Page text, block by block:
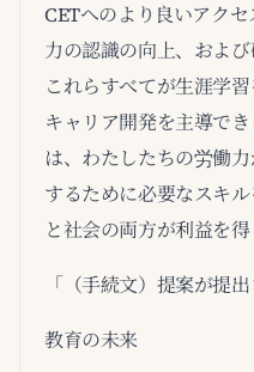
CETへのより良いアク
力の認識の向上、および
これらすべてが生涯学
キャリア開発を主導で
は、わたしたちの労働
するために必要なスキ
と社会の両方が利益を得
「（手続文）提案が提
教育の未来